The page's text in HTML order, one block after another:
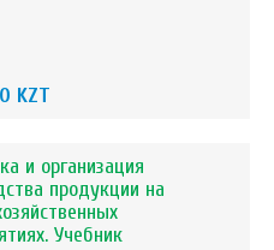
KZT
и организация
продукции на
Учебник